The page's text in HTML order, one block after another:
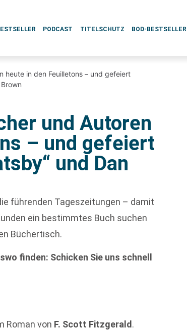
PODCAST TITELSCHUTZ BOD-BESTSELLER
heute in den Feuilletons – und gefeiert
und Autoren
– und gefeiert
und Dan
führenden Tageszeitungen – damit
ein bestimmtes Buch suchen
Büchertisch.
finden: Schicken Sie uns schnell
Roman von F. Scott Fitzgerald.